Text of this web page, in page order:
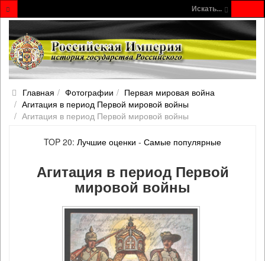
Искать...
Главная Фотографии
Первая мировая война
Агитация в период Первой мировой войны
Агитация в период Первой мировой войны
TOP 20: Лучшие оценки - Самые популярные
Агитация в период Первой
мировой войны